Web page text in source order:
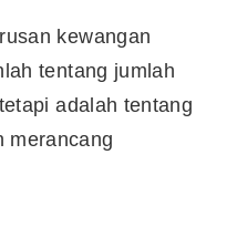
kewangan
tentang jumlah
adalah tentang
merancang